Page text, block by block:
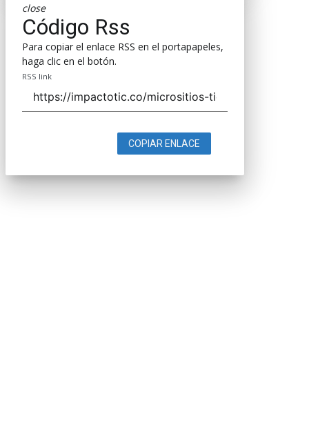
close
Código Rss
Para copiar el enlace RSS en el portapapeles,
haga clic en el botón.
RSS link
COPIAR ENLACE